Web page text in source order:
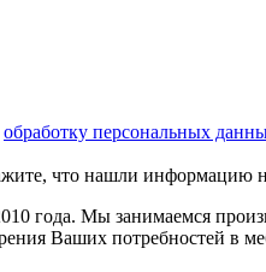
обработку персональных
что нашли информацию
года. Мы занимаемся
Ваших потребностей в